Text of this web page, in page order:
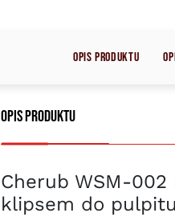
Opis produktu
Opis produktu
Cherub WSM-
klipsem do